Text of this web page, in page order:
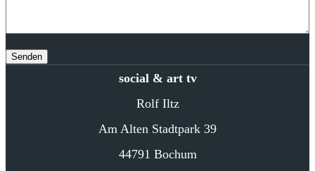
social & art tv
Rolf Iltz
Am Alten Stadtpark 39
44791 Bochum